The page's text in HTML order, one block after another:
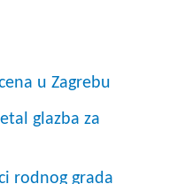
u Zagrebu
glazba za
rodnog grada